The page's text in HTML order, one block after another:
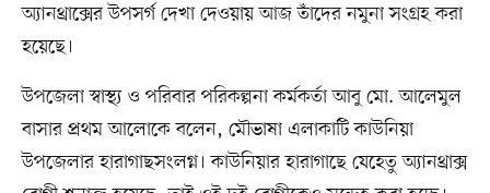
অ্যানথ্রাক্সের উপসর্গ দেখা দেওয়ায় আজ তাঁদের নমুনা সংগ্রহ করা
হয়েছে।
উপজেলা স্বাস্থ্য ও পরিবার পরিকল্পনা কর্মকর্তা আবু মো. আলেমুল
বাসার প্রথম আলোকে বলেন, মৌভাষা এলাকাটি কাউনিয়া
উপজেলার হারাগাছসংলগ্ন। কাউনিয়ার হারাগাছে যেহেতু অ্যানথ্রাক্স